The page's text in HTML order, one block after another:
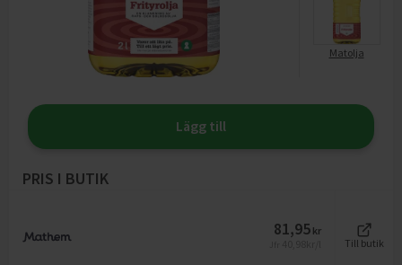
Matolja
Lägg till
PRIS I BUTIK
81,95 kr
Till butik